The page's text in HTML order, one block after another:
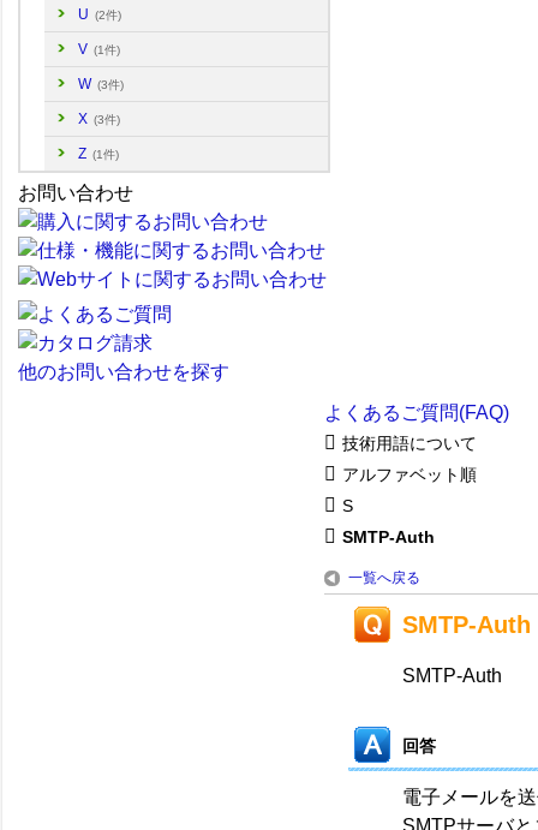
U (2件)
V (1件)
W (3件)
X (3件)
Z (1件)
お問い合わせ
他のお問い合わせを探す
よくあるご質問(FAQ)
技術用語について
アルファベット順
S
SMTP-Auth
一覧へ戻る
SMTP-Auth
SMTP-Auth
回答
電子メールを
SMTPサーバ